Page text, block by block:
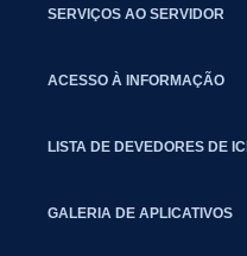
SERVIÇOS AO SERVIDOR
ACESSO À INFORMAÇÃO
LISTA DE DEVEDORES DE
GALERIA DE APLICATIVOS